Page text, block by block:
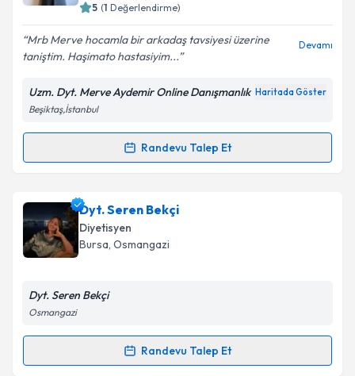
Kişisel verilerimin işlenmesine ilişkin Aydınlatma
Metni
kapsamda işlenmesini kabul ediyorum.
5 (1 Değerlendirme)
Mrb Merve hocamla bir arkadaş tavsiyesi üzerine
taniştim. Haşimato hastasiyim...
Devamı
Uzm. Dyt. Merve Aydemir Online Danışmanlık Haritada Göster
Beşiktaş,İstanbul
Randevu Talep Et
Randevu Takvimi Talebi
Uzm. Dyt. Merve Aydemir
oluşturun. Size bu uzmandan randevu almanız için bir
takvim hazırlandığında e-posta ile bilgilendireceğiz.
Kişisel verilerimin işlenmesine ilişkin
Metni'ni okudum ve kişisel verilerimin belirtilen
Dyt. Seren Bekçi
Diyetisyen
Bursa, Osmangazi
Dyt. Seren Bekçi
Osmangazi
Randevu Talep Et
Randevu Takvimi Talebi